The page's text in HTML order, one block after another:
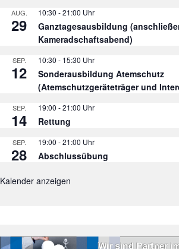
AUG.
29
10:30 -21:00
Ganztagesausbildung
Kameradschaftsabend)
SEP.
12
10:30 - 15:30
Sonderausbildung Atemschutz
(Atemschutzgeräteträger und
SEP.
14
19:00 -21:00
Rettung
SEP.
28
19:00 -21:00
Abschlussübung
Kalender anzeigen